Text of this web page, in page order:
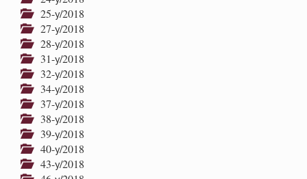
25-у/2018
27-у/2018
28-у/2018
31-у/2018
32-у/2018
34-у/2018
37-у/2018
38-у/2018
39-у/2018
40-у/2018
43-у/2018